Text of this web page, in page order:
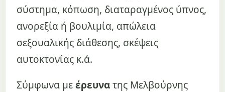
σύστημα, κόπωση, διαταραγμένος ύπνος,
ανορεξία ή βουλιμία, απώλεια
σεξουαλικής διάθεσης, σκέψεις
αυτοκτονίας κ.ά.
Σύμφωνα μεέρευνατης Μελβούρνης